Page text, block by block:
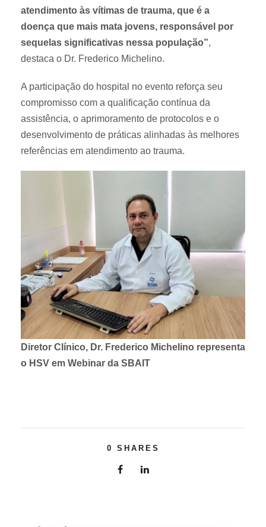
atendimento às vítimas de trauma, que é a
doença que mais mata jovens, responsável por
sequelas significativas nessa população”,
destaca o Dr. Frederico Michelino.
A participação do hospital no evento reforça seu
compromisso com a qualificação contínua da
assistência, o aprimoramento de protocolos e o
desenvolvimento de práticas alinhadas às melhores
referências em atendimento ao trauma.
Diretor Clínico, Dr. Frederico Michelino representa
o HSV em Webinar da SBAIT
0 SHARES